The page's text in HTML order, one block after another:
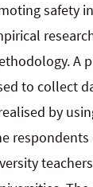
safety
A
to collect
by